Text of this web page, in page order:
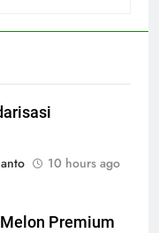
10 hours ago
Premium